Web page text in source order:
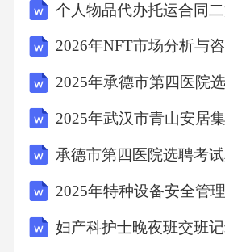
未在租赁期满或本协议提前解
还大棚及附属设施，每逾期一
交还导致甲方遭受其他损失的
偿责任。六、争议解决本协议
发生争议，双方应首先友好协
成的，任何一方均有权向有管
（或盖章）之日起生效，一式
个人物品代办托运合同
2025年承德市第四医院
承德市第四医院选聘考
妇产科护士晚夜班交班